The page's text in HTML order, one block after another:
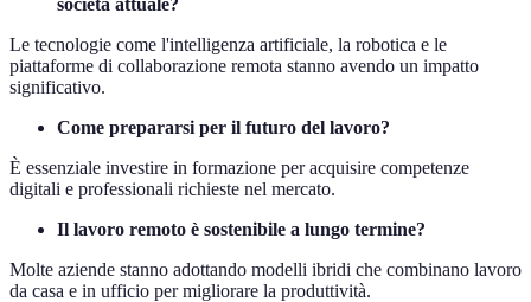
Le tecnologie come l'intelligenza artificiale, la robotica e le
piattaforme di collaborazione remota stanno avendo un impatto
significativo.
Come prepararsi per il futuro del lavoro?
È essenziale investire in formazione per acquisire competenze
digitali e professionali richieste nel mercato.
Il lavoro remoto è sostenibile a lungo termine?
Molte aziende stanno adottando modelli ibridi che combinano lavoro
da casa e in ufficio per migliorare la produttività.